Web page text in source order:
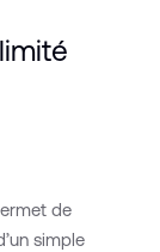
de
simple